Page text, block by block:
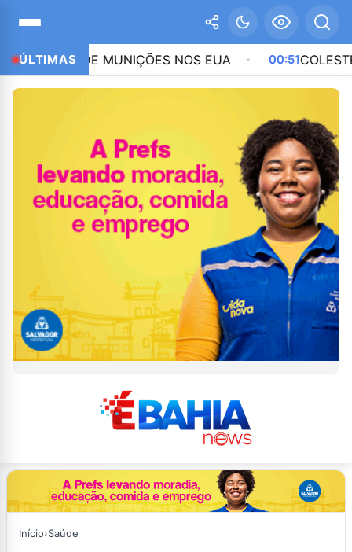
ÚLTIMAS
DE MUNIÇÕES NOS EUA 00:51 COLESTEROL
Início›Saúde